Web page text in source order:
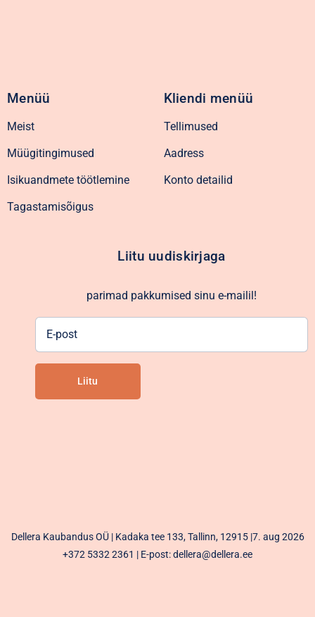
Menüü
Meist
Müügitingimused
Isikuandmete töötlemine
Tagastamisõigus
Kliendi menüü
Tellimused
Aadress
Konto detailid
Liitu uudiskirjaga
parimad pakkumised sinu e-mailil!
Liitu
Dellera Kaubandus OÜ | Kadaka tee 133, Tallinn, 12915 |7. aug 2026
+372 5332 2361 | E-post: dellera@dellera.ee